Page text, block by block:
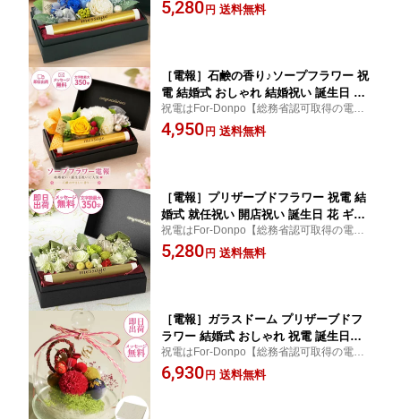
グ ギフト プレゼント 即日発送 あす楽
れ 定番 花 プリザーブドフラワー ギフト プ
5,280 円 送料無料
［電報］石鹸の香り♪ソープフラワー 祝
電 結婚式 おしゃれ 結婚祝い 誕生日 記
念日 ギフト お祝い電報 就任 昇進 受章
【ソープフラワー エトワール】
祝電はFor-Donpo【総務省認可取得の電報
サービス】【送料無料】ソープフラワー お
祝い電報 結婚式 電報 おしゃれ かわいい 定
4,950 円 送料無料
［電報］プリザーブドフラワー 祝電 結
婚式 就任祝い 開店祝い 誕生日 花 ギフ
ト グリーン おしゃれ お祝い電報 即日
発送【プリザーブド ヴェール】
祝電はFor-Donpo【総務省認可取得の電報
サービス】【送料無料】結婚式 電報 おしゃ
れ 定番 花 プリザーブドフラワー ギフト プ
5,280 円 送料無料
［電報］ガラスドーム プリザーブドフ
ラワー 結婚式 おしゃれ 祝電 誕生日
卒業 入学 合格祝い お祝い電報 記念日
ギフト 花 和風 和柄 還暦祝い 長寿祝い
祝電はFor-Donpo【総務省認可取得の電報
サービス】【送料無料】結婚式 電報 おしゃ
れ 定番 花 プリザーブドフラワー ギフト プ
6,930 円 送料無料